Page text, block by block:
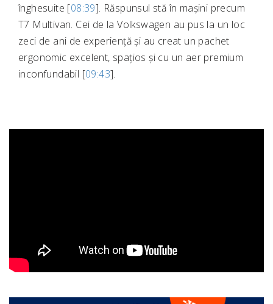
înghesuite [08:39]. Răspunsul stă în mașini precum
T7 Multivan. Cei de la Volkswagen au pus la un loc
zeci de ani de experiență și au creat un pachet
ergonomic excelent, spațios și cu un aer premium
inconfundabil [09:43].